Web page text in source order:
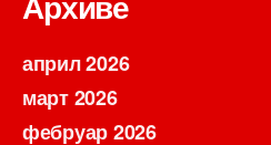
април 2026
март 2026
фебруар 2026